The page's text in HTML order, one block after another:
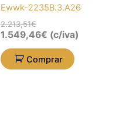
Ewwk-2235B.3.A26
2.213,51€
1.549,46€ (c/iva)
Comprar